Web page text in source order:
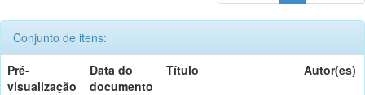
Conjunto de itens:
Pré-
visualização
Data do
documento
Título Autor(es)